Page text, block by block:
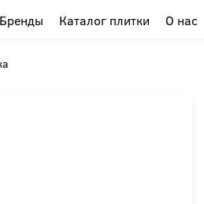
Бренды Каталог плитки О нас